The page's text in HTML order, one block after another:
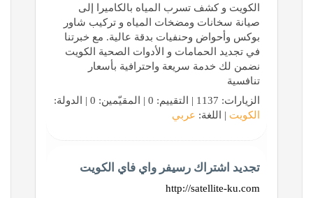
الكويت و كشف تسرب المياه بالكاميرا إلى
صيانة سخانات ومضخات المياه و تركيب شاور
بوكس وأحواض وحنفيات بدقة عالية. مع خبرتنا
في تجديد الحمامات و الأدوات الصحية الكويت
نضمن لك خدمة سريعة واحترافية بأسعار
تنافسية
الزيارات: 1137 | التقييم: 0 | المقيّمين: 0 | الدولة:
الكويت | اللغة: عربي
تجديد اشتراك رسيفر واي فاي الكويت
http://satellite-ku.com